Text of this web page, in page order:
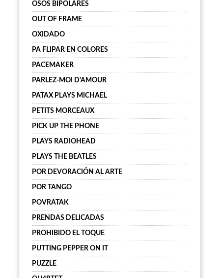
OSOS BIPOLARES
OUT OF FRAME
OXIDADO
PA FLIPAR EN COLORES
PACEMAKER
PARLEZ-MOI D'AMOUR
PATAX PLAYS MICHAEL
PETITS MORCEAUX
PICK UP THE PHONE
PLAYS RADIOHEAD
PLAYS THE BEATLES
POR DEVORACIÓN AL ARTE
POR TANGO
POVRATAK
PRENDAS DELICADAS
PROHIBIDO EL TOQUE
PUTTING PEPPER ON IT
PUZZLE